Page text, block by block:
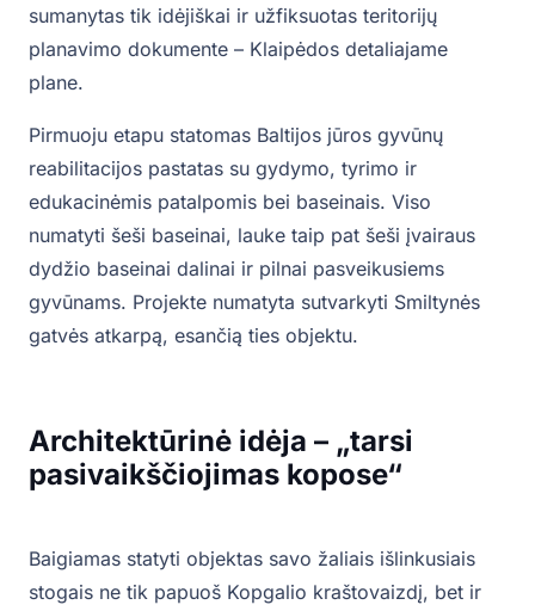
sumanytas tik idėjiškai ir užfiksuotas teritorijų
planavimo dokumente – Klaipėdos detaliajame
plane.
Pirmuoju etapu statomas Baltijos jūros gyvūnų
reabilitacijos pastatas su gydymo, tyrimo ir
edukacinėmis patalpomis bei baseinais. Viso
numatyti šeši baseinai, lauke taip pat šeši įvairaus
dydžio baseinai dalinai ir pilnai pasveikusiems
gyvūnams. Projekte numatyta sutvarkyti Smiltynės
gatvės atkarpą, esančią ties objektu.
Architektūrinė idėja – „tarsi
pasivaikščiojimas kopose“
Baigiamas statyti objektas savo žaliais išlinkusiais
stogais ne tik papuoš Kopgalio kraštovaizdį, bet ir